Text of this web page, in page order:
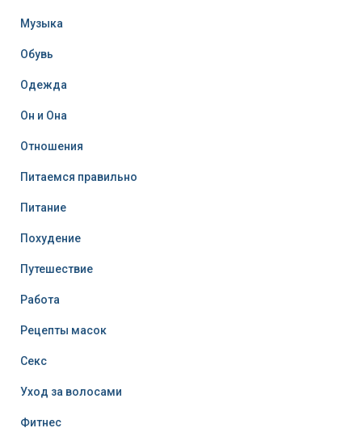
Музыка
Обувь
Одежда
Он и Она
Отношения
Питаемся правильно
Питание
Похудение
Путешествие
Работа
Рецепты масок
Секс
Уход за волосами
Фитнес